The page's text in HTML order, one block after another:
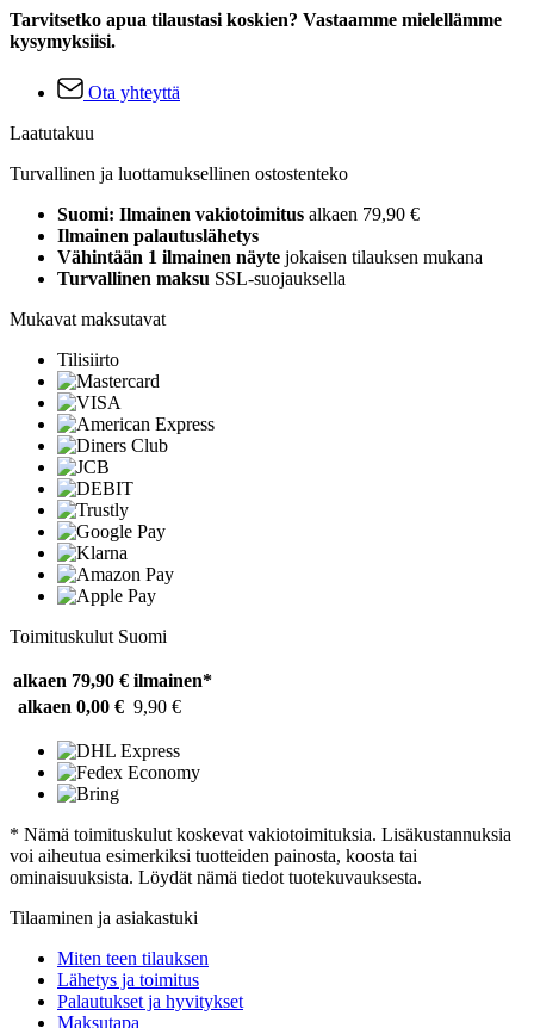
Tarvitsetko apua tilaustasi koskien? Vastaamme mielellämme
kysymyksiisi.
Ota yhteyttä
Laatutakuu
Turvallinen ja luottamuksellinen ostostenteko
Suomi: Ilmainen vakiotoimitus alkaen 79,90 €
Ilmainen palautuslähetys
Vähintään 1 ilmainen näyte jokaisen tilauksen mukana
Turvallinen maksu SSL-suojauksella
Mukavat maksutavat
Tilisiirto
Toimituskulut Suomi
alkaen 79,90 € ilmainen*
alkaen 0,00 € 9,90 €
* Nämä toimituskulut koskevat vakiotoimituksia. Lisäkustannuksia
voi aiheutua esimerkiksi tuotteiden painosta, koosta tai
ominaisuuksista. Löydät nämä tiedot tuotekuvauksesta.
Tilaaminen ja asiakastuki
Miten teen tilauksen
Lähetys ja toimitus
Palautukset ja hyvitykset
Maksutapa